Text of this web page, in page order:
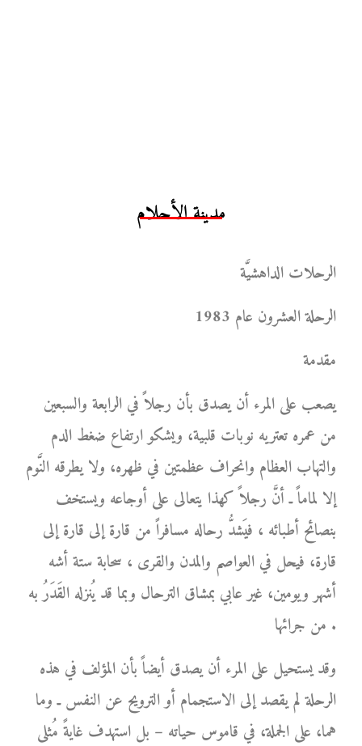
مدينة الأحلام
الرحلات الداهشيَّة
الرحلة العشرون عام 1983
مقدمة
يصعب على المرء أن يصدق بأن رجلاً في الرابعة والسبعين
من عمره تعتريه نوبات قلبية، ويشكو ارتفاع ضغط الدم
والتهاب العظام وانحراف عظمتين في ظهره، ولا يطرقه النَّوم
إلا لماماً ـ أنَّ رجلاً كهذا يتعالى على أوجاعه ويستخف
بنصائح أطبائه ، فيَشدُّ رحاله مسافراً من قارة إلى قارة إلى
قارة، فيحل في العواصم والمدن والقرى ، سحابة ستة أشه
أشهر ويومين، غير عابي بمشاق الترحال وبما قد يُنزله القَدَرُ به
من جرائها .
وقد يستحيل على المرء أن يصدق أيضاً بأن المؤلف في هذه
الرحلة لم يقصد إلى الاستجمام أو الترويح عن النفس ـ وما
هما، على الجملة، في قاموس حياته – بل استهدف غايةً مُثلى